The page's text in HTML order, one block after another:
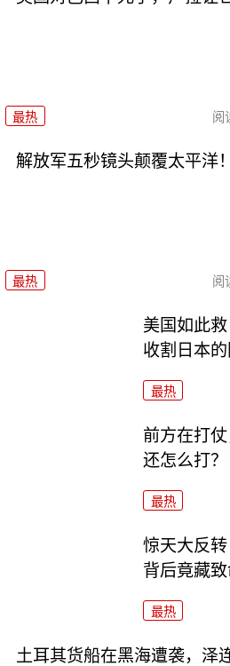
最热 阅
解放军五秒镜头颠覆太平洋
最热 阅
美国如此
收割日本的
最热
前方在打
还怎么打？
最热
惊天大反
背后竟藏
最热
土耳其货船在黑海遭袭，泽